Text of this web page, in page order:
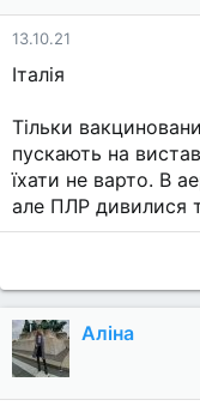
13.10.21
Італія
Тільки
пускають на
їхати не варто. В
але ПЛР дивилися
Аліна